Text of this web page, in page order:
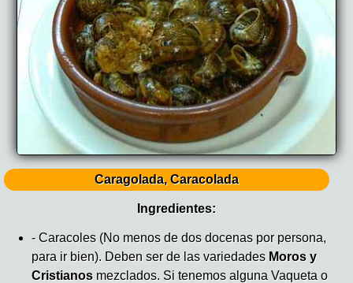
Caragolada, Caracolada
Ingredientes:
- Caracoles (No menos de dos docenas por persona,
para ir bien). Deben ser de las variedades Moros y
Cristianos mezclados. Si tenemos alguna Vaqueta o